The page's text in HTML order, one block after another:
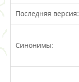
Последняя версия:
Синонимы: